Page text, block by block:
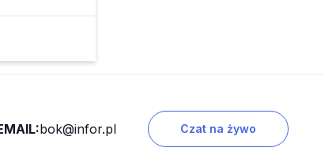
bok@infor.pl Czat na żywo